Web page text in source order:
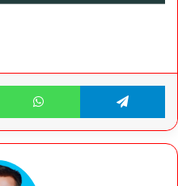
WhatsApp